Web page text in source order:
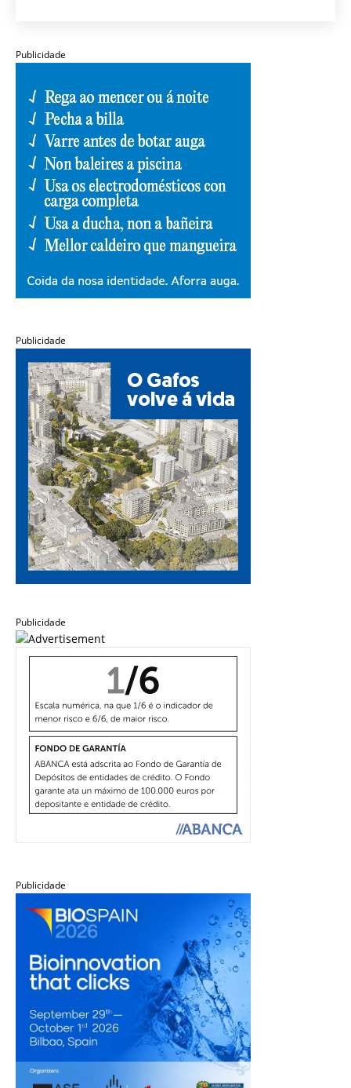
Publicidade
Publicidade
Publicidade
Publicidade